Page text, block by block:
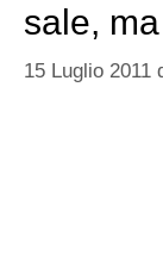
sale,
15 Luglio 2011